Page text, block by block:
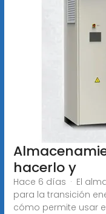
hacerlo y
Hace 6 días · El
para la transición
cómo permite usar